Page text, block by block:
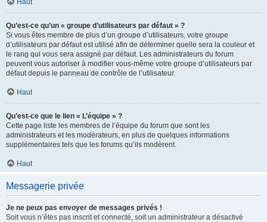
Haut
Qu’est-ce qu’un « groupe d’utilisateurs par défaut » ?
Si vous êtes membre de plus d’un groupe d’utilisateurs, votre groupe
d’utilisateurs par défaut est utilisé afin de déterminer quelle sera la couleur et
le rang qui vous sera assigné par défaut. Les administrateurs du forum
peuvent vous autoriser à modifier vous-même votre groupe d’utilisateurs par
défaut depuis le panneau de contrôle de l’utilisateur.
Haut
Qu’est-ce que le lien « L’équipe » ?
Cette page liste les membres de l’équipe du forum que sont les
administrateurs et les modérateurs, en plus de quelques informations
supplémentaires tels que les forums qu’ils modèrent.
Haut
Messagerie privée
Je ne peux pas envoyer de messages privés !
Soit vous n’êtes pas inscrit et connecté, soit un administrateur a désactivé